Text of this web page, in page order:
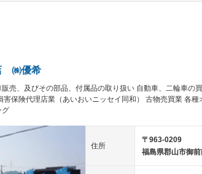
ントロール
－ 100V電源
－ 展示・試乗車 電動格納ミラー
ャ
革シート
HID(キセノンライト) － ポータブルナビ
3列シート
オットマン
㈱優希
売、及びその部品、付属品の取り扱い 自動車、二輪車の
害保険代理店業（あいおいニッセイ同和） 古物売買業 各
グ
住所
〒963-0209
福島県郡山市御